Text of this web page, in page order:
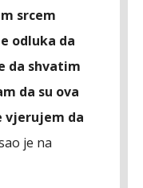
srcem
odluka da
da shvatim
da su ova
vjerujem da
je na